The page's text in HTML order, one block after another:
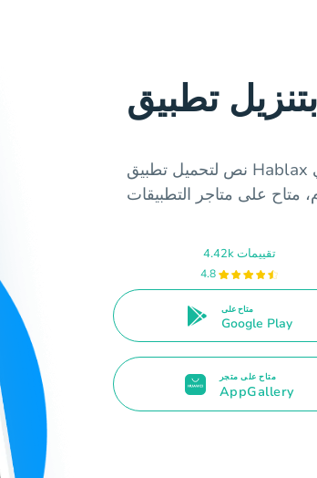
نص لتحميل تطبيق Hablax يتضمن تفاصيل حول الخدمة والمشغل في
4.42k تقييمات
4.8
متاح على
Google Play
متاح على متجر
AppGallery